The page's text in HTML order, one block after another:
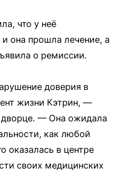
что у неё
она прошла лечение, а
о ремиссии.
доверия в
жизни Кэтрин, —
— Она ожидала
как любой
оказалась в центре
своих медицинских